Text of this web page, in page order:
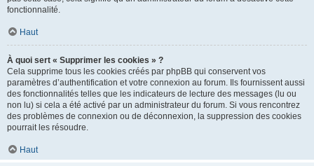
fonctionnalité.
Haut
À quoi sert « Supprimer les cookies » ?
Cela supprime tous les cookies créés par phpBB qui conservent vos
paramètres d’authentification et votre connexion au forum. Ils fournissent aussi
des fonctionnalités telles que les indicateurs de lecture des messages (lu ou
non lu) si cela a été activé par un administrateur du forum. Si vous rencontrez
des problèmes de connexion ou de déconnexion, la suppression des cookies
pourrait les résoudre.
Haut